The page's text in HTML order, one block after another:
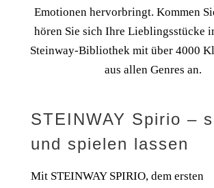
Emotionen hervorbringt. Kommen
hören Sie sich Ihre Lieblingsstücke
Steinway-Bibliothek mit über 4000
aus allen Genres an.
STEINWAY Spirio –
und spielen lassen
Mit STEINWAY SPIRIO, dem ersten